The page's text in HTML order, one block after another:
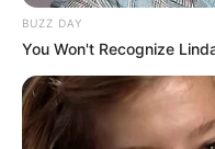
BUZZ DAY
You Won't Recognize